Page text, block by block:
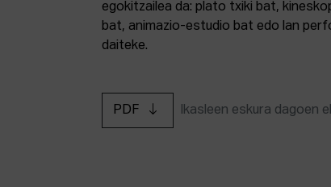
egokitzailea da: plato txiki bat,
bat, animazio-estudio bat edo lan
daiteke.
PDF Ikasleen eskura dagoen